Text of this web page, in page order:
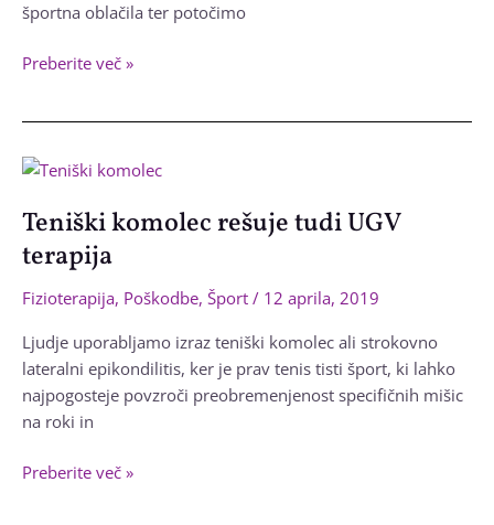
športna oblačila ter potočimo
Sobno
priročno
vsakogar
Preberite več »
Teniški komolec rešuje tudi UGV
terapija
Fizioterapija, Poškodbe, Šport / 12 aprila, 2019
Ljudje uporabljamo izraz teniški komolec ali strokovno
lateralni epikondilitis, ker je prav tenis tisti šport, ki lahko
najpogosteje povzroči preobremenjenost specifičnih mišic
na roki in
Teniški
Preberite več »